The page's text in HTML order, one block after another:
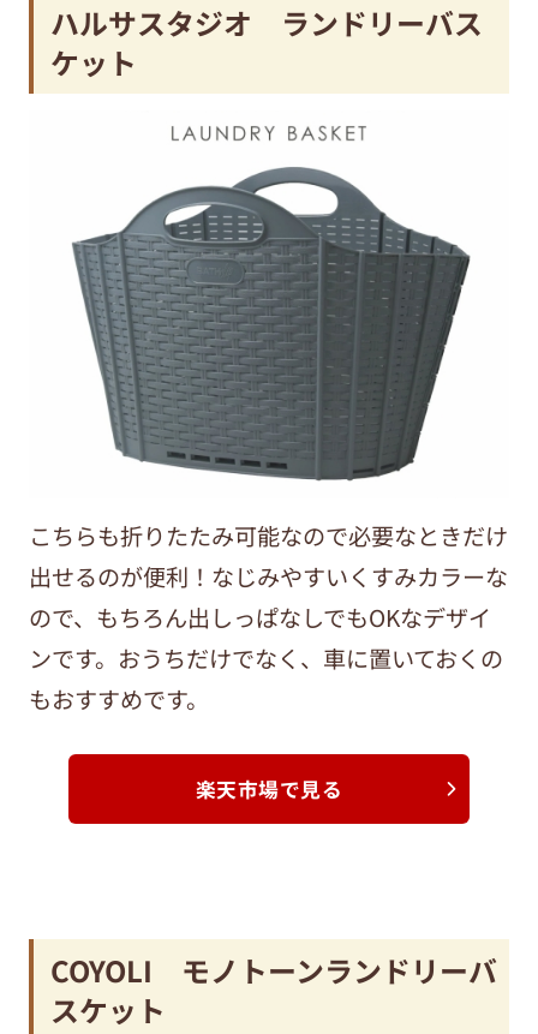
ハルサスタジオ ランドリーバス
ケット
こちらも折りたたみ可能なので必要なときだけ
出せるのが便利！なじみやすいくすみカラーな
ので、もちろん出しっぱなしでもOKなデザイ
ンです。おうちだけでなく、車に置いておくの
もおすすめです。
楽天市場で見る
COYOLI モノトーンランドリーバ
スケット